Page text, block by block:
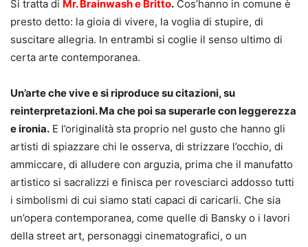
Si tratta di Mr. Brainwash e Britto. Cos’hanno in comune è
presto detto: la gioia di vivere, la voglia di stupire, di
suscitare allegria. In entrambi si coglie il senso ultimo di
certa arte contemporanea.
Un’arte che vive e si riproduce su citazioni, su
reinterpretazioni. Ma che poi sa superarle con leggerezza
e ironia. E l’originalità sta proprio nel gusto che hanno gli
artisti di spiazzare chi le osserva, di strizzare l’occhio, di
ammiccare, di alludere con arguzia, prima che il manufatto
artistico si sacralizzi e finisca per rovesciarci addosso tutti
i simbolismi di cui siamo stati capaci di caricarli. Che sia
un’opera contemporanea, come quelle di Bansky o i lavori
della street art, personaggi cinematografici, o un